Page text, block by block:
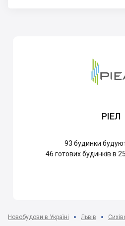
РІЕЛ
93 будинки
46 готових будинків в
Новобудови в Україні Львів